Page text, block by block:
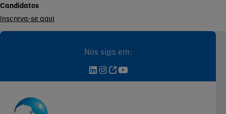
Candidatos
Inscreva-se aqui
Nos siga em: